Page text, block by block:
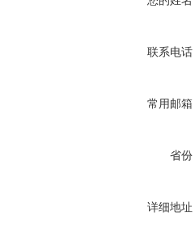
联系电话
常用邮箱
省份
详细地址